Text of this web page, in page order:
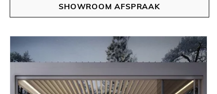
SHOWROOM AFSPRAAK